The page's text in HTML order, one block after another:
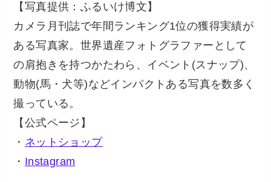
【写真提供：ふるいけ博文】
カメラ月刊誌で年間ランキング1位の獲得実績が
ある写真家。世界遺産フォトグラファーとして
の肩抱きを持つかたわら、イベント(スナップ)、
動物(馬・犬等)などインパクトある写真を数多く
撮っている。
【公式ページ】
・ ネットショップ
・ Instagram